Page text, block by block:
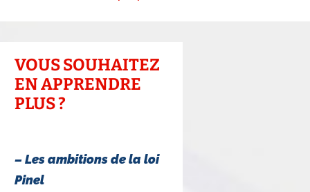
VOUS SOUHAITEZ
EN APPRENDRE
PLUS ?
– Les ambitions de la loi
Pinel